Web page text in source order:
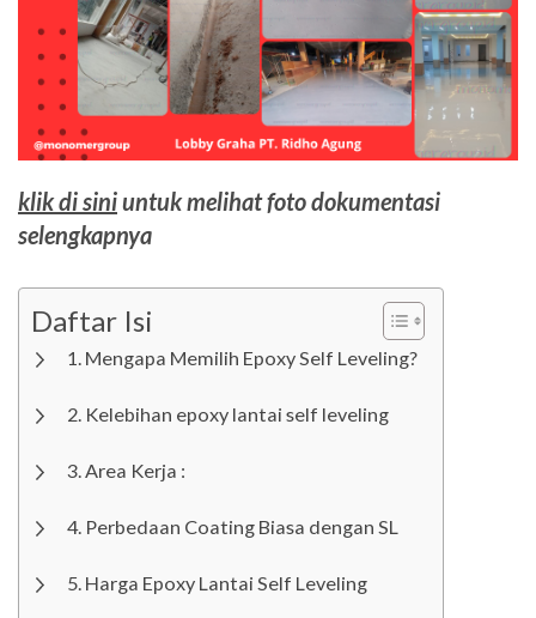
klik di siniuntuk melihat foto dokumentasi
selengkapnya
Daftar Isi
Mengapa Memilih Epoxy Self Leveling?
Kelebihan epoxy lantai self leveling
Area Kerja :
Perbedaan Coating Biasa dengan SL
Harga Epoxy Lantai Self Leveling